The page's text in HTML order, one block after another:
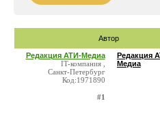
Автор
Редакция АТИ-Медиа
IT-компания ,
Санкт-Петербург
Код:1971890
#1
Редакция
Медиа